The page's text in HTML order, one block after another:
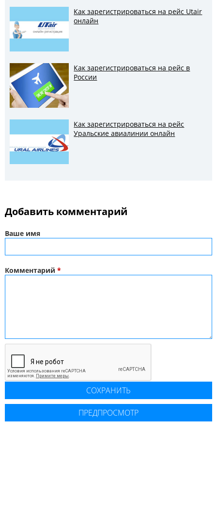
Как зарегистрироваться на рейс Utair
онлайн
Как зарегистрироваться на рейс в
России
Как зарегистрироваться на рейс
Уральские авиалинии онлайн
Добавить комментарий
Ваше имя
Комментарий *